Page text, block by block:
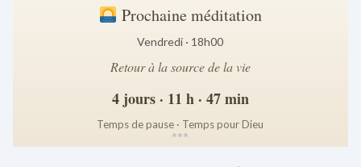
Prochaine méditation
Vendredi · 18h00
Retour à la source de la vie
4 jours · 11 h · 47 min
Temps de pause · Temps pour Dieu
***